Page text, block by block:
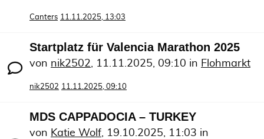
Canters 11.11.2025, 13:03
Startplatz für Valencia Marathon 2025
von nik2502, 11.11.2025, 09:10 in Flohmarkt
nik2502 11.11.2025, 09:10
MDS CAPPADOCIA – TURKEY
von Katie Wolf, 19.10.2025, 11:03 in